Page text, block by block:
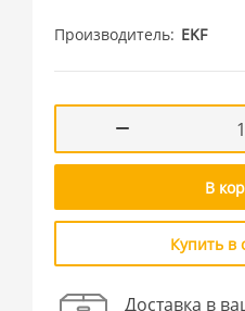
Производитель EKF
В
Купить в
Доставка в